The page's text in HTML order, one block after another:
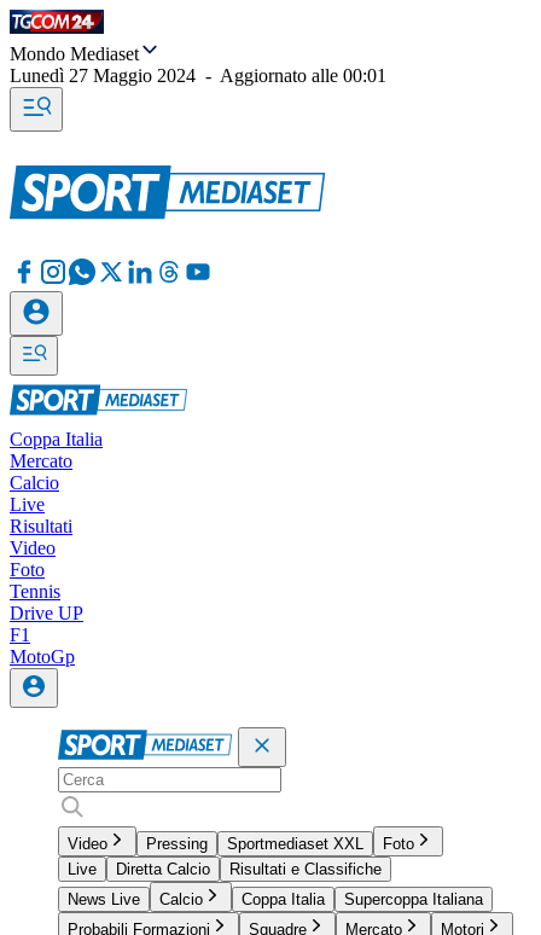
Mondo Mediaset
Lunedì 27 Maggio 2024 - Aggiornato alle 00:01
Coppa Italia
Mercato
Calcio
Live
Risultati
Video
Foto
Tennis
Drive UP
F1
MotoGp
Video Pressing Sportmediaset XXL
Foto
Live
Diretta Calcio
Risultati e Classifiche
News Live
Calcio Coppa Italia
Supercoppa Italiana
Probabili Formazioni
Squadre Mercato
Motori